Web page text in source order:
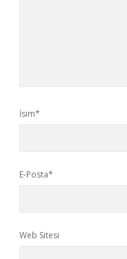
İsim*
E-Posta*
Web Sitesi